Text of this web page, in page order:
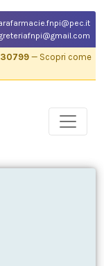
— Scopri come